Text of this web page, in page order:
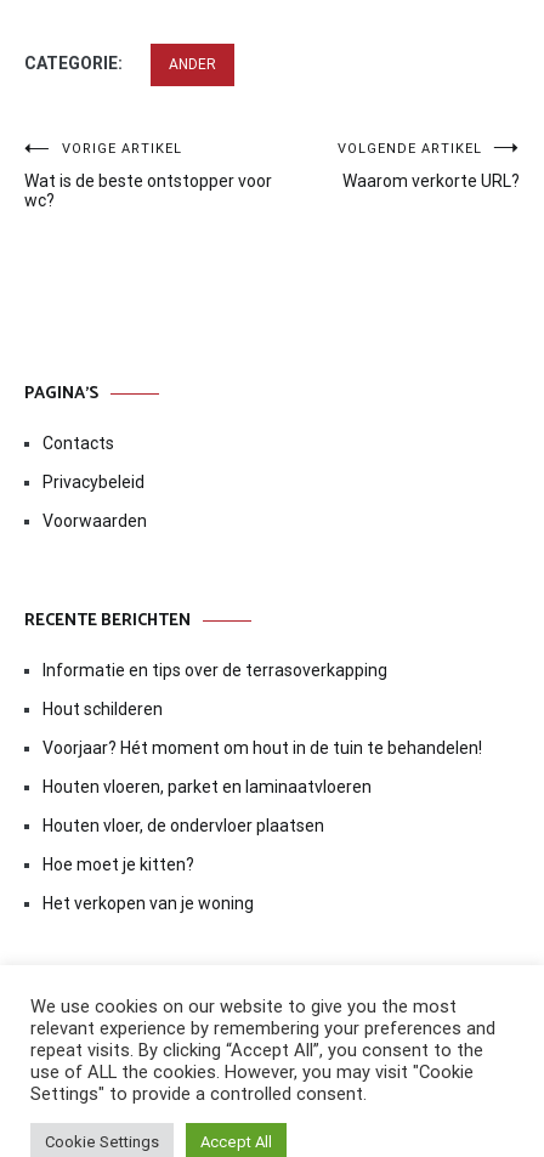
CATEGORIE: ANDER
Bericht
navigatie
VORIGE ARTIKEL
Wat is de beste ontstopper voor
wc?
VOLGENDE ARTIKEL
Waarom verkorte URL?
PAGINA’S
Contacts
Privacybeleid
Voorwaarden
RECENTE BERICHTEN
Informatie en tips over de terrasoverkapping
Hout schilderen
Voorjaar? Hét moment om hout in de tuin te behandelen!
Houten vloeren, parket en laminaatvloeren
Houten vloer, de ondervloer plaatsen
Hoe moet je kitten?
Het verkopen van je woning
Copyright © 2026ElkAntwoord.com
Cenoteby ThemeGrill. Aangedreven door
We use cookies on our website to give you the most
relevant experience by remembering your preferences and
repeat visits. By clicking “Accept All”, you consent to the
use of ALL the cookies. However, you may visit "Cookie
Settings" to provide a controlled consent.
Cookie Settings Accept All